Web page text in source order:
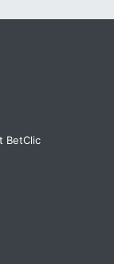
BetClic